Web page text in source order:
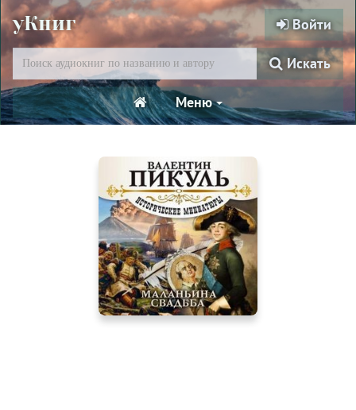
уКниг Войти
Искать
Меню